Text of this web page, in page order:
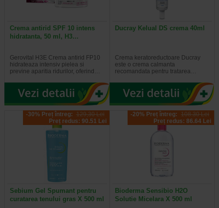
Crema antirid SPF 10 intens
hidratanta, 50 ml, H3…
Gerovital H3E Crema antirid FP10
hidrateaza intensiv pielea si
previne aparitia ridurilor, oferind…
Ducray Kelual DS crema 40ml
Crema keratoreductoare Ducray
este o crema calmanta
recomandata pentru tratarea…
-30% Preț întreg: 129,30 Lei
Preț redus: 90.51 Lei
Sebium Gel Spumant pentru
curatarea tenului gras X 500 ml
-20% Preț întreg: 108.30 Lei
Preț redus: 86.64 Lei
Bioderma Sensibio H2O
Solutie Micelara X 500 ml